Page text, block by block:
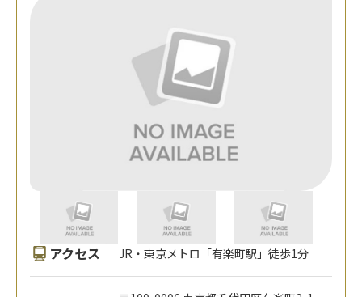
アクセス JR・東京メトロ「有楽町駅」徒歩1分